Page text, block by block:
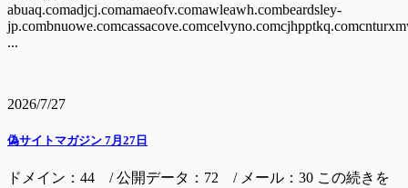
abuaq.comadjcj.comamaeofv.comawleawh.combeardsley-
...
2026/7/27
偽サイトマガジン 7月27日
ドメイン：44 / 公開データ：72 / メール：30 この続きを